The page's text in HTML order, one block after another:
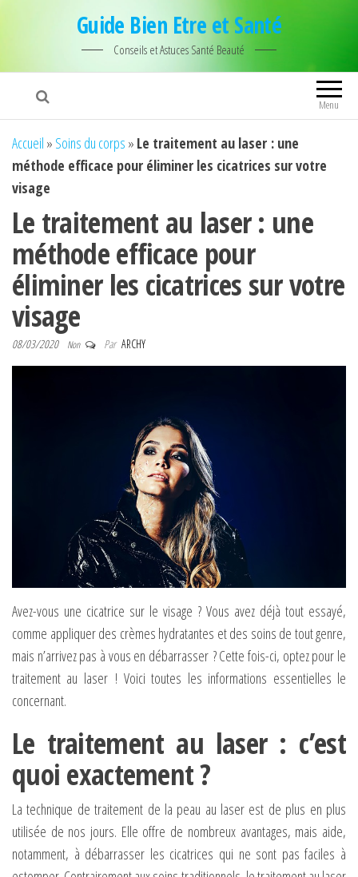
Guide Bien Etre et Santé
Conseils et Astuces Santé Beauté
Menu
Accueil » Soins du corps » Le traitement au laser : une
méthode efficace pour éliminer les cicatrices sur votre
visage
Le traitement au laser : une
méthode efficace pour
éliminer les cicatrices sur votre
visage
08/03/2020 Non Par ARCHY
Avez-vous une cicatrice sur le visage ? Vous avez déjà tout essayé,
comme appliquer des crèmes hydratantes et des soins de tout genre,
mais n’arrivez pas à vous en débarrasser ? Cette fois-ci, optez pour le
traitement au laser ! Voici toutes les informations essentielles le
concernant.
Le traitement au laser : c’est
quoi exactement ?
La technique de traitement de la peau au laser est de plus en plus
utilisée de nos jours. Elle offre de nombreux avantages, mais aide,
notamment, à débarrasser les cicatrices qui ne sont pas faciles à